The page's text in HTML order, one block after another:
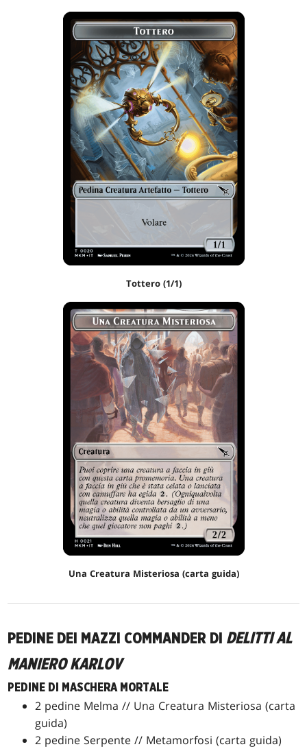
Tottero (1/1)
Una Creatura Misteriosa (carta guida)
PEDINE DEI MAZZI COMMANDER DI DELITTI AL
MANIERO KARLOV
PEDINE DI MASCHERA MORTALE
2 pedine Melma // Una Creatura Misteriosa (carta
guida)
2 pedine Serpente // Metamorfosi (carta guida)